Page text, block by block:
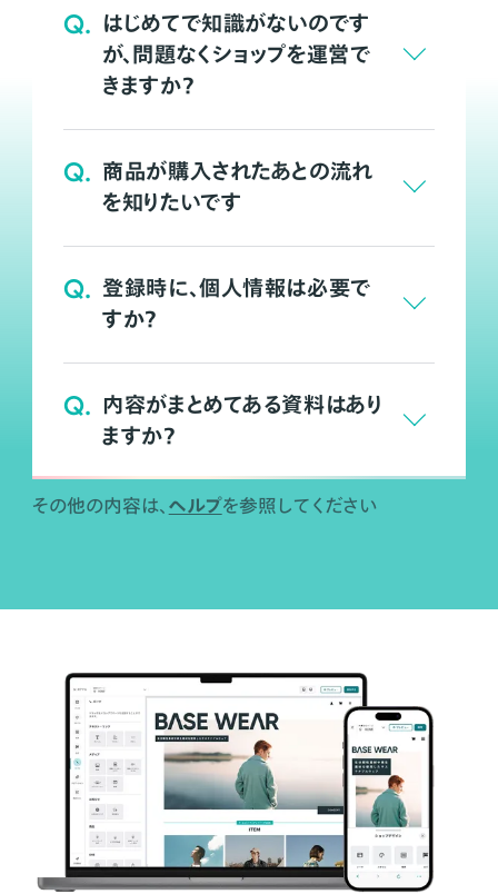
Q. はじめてで知識がないのです
が、問題なくショップを運営で
きますか？
Q. 商品が購入されたあとの流れ
を知りたいです
Q. 登録時に、個人情報は必要で
すか？
Q. 内容がまとめてある資料はあり
ますか？
その他の内容は、 ヘルプを参照してください